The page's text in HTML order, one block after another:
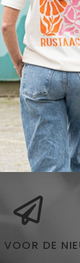
24,95 €
VOOR DE